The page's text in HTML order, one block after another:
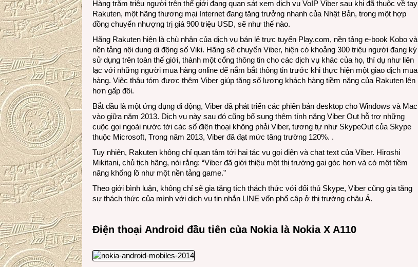
Hàng trăm triệu người trên thế giới đang quan sát xem dịch vụ VoIP Viber sau khi đã thuộc về tay
Rakuten, một hãng thương mại Internet đang tăng trưởng nhanh của Nhật Bản, trong một hợp
đồng chuyển nhượng trị giá 900 triệu USD, sẽ như thế nào.
Hãng Rakuten hiện là chù nhân của dịch vụ bán lẻ trực tuyến Play.com, nền tảng e-book Kobo và
nền tảng nội dung di động số Viki. Hãng sẽ chuyển Viber, hiện có khoảng 300 triệu người đang ký
sử dụng trên toàn thế giới, thành một cổng thông tin cho các dịch vụ khác của họ, thí dụ như liên
lạc với những người mua hàng online để nắm bắt thông tin trước khi thực hiện một giao dịch mua
hàng. Việc thâu tóm được thêm Viber giúp tăng số lượng khách hàng tiềm năng của Rakuten lên
hơn gấp đôi.
Bắt đầu là một ứng dụng di động, Viber đã phát triển các phiên bản desktop cho Windows và Mac
vào giữa năm 2013. Dịch vụ này sau đó cũng bổ sung thêm tính năng Viber Out hỗ trợ những
cuộc gọi ngoài nước tới các số điện thoại không phải Viber, tương tự như SkypeOut của Skype
thuộc Microsoft, Trong năm 2013, Viber đã đạt mức tăng trường 120%. .
Tuy nhiên, Rakuten không chỉ quan tâm tới hai tác vụ gọi điện và chat text của Viber. Hiroshi
Mikitani, chủ tịch hãng, nói rằng: “Viber đã giới thiệu một thị trường gai góc hơn và có một tiềm
năng khổng lồ như một nền tảng game.”
Theo giới bình luận, không chỉ sẽ gia tăng tích thách thức với đối thủ Skype, Viber cũng gia tăng
sự thách thức của mình với dịch vụ tin nhắn LINE vốn phổ cập ở thị trường châu Á.
Điện thoại Android đầu tiên của Nokia là Nokia X A110